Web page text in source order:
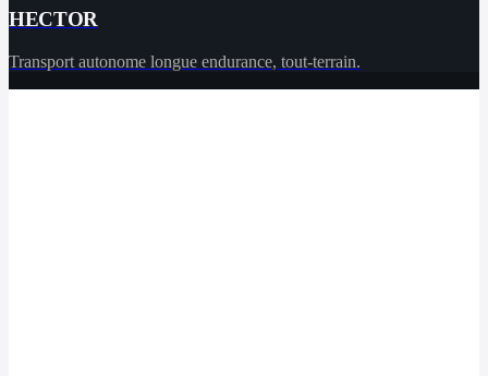
HECTOR
Transport autonome longue endurance, tout-terrain.